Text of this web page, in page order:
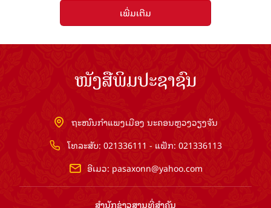
ເພີ່ມເຕີມ
ໜັງສືພິມປະຊາຊົນ
ຖະໜົນກຳແພງເມືອງ ນະຄອນຫຼວງວຽງຈັນ
ໂທລະສັບ: 021336111 - ແຟັກ: 021336113
ອີເມວ: pasaxonn@yahoo.com
ສຳ​ນັກ​ຂ່າວ​ສານ​ທີ່​ສຳ​ຄັນ​